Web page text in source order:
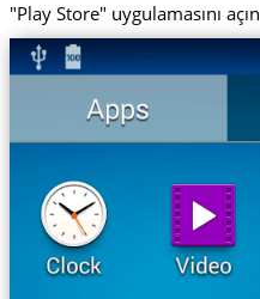
"Play Store" uygulamasını açın